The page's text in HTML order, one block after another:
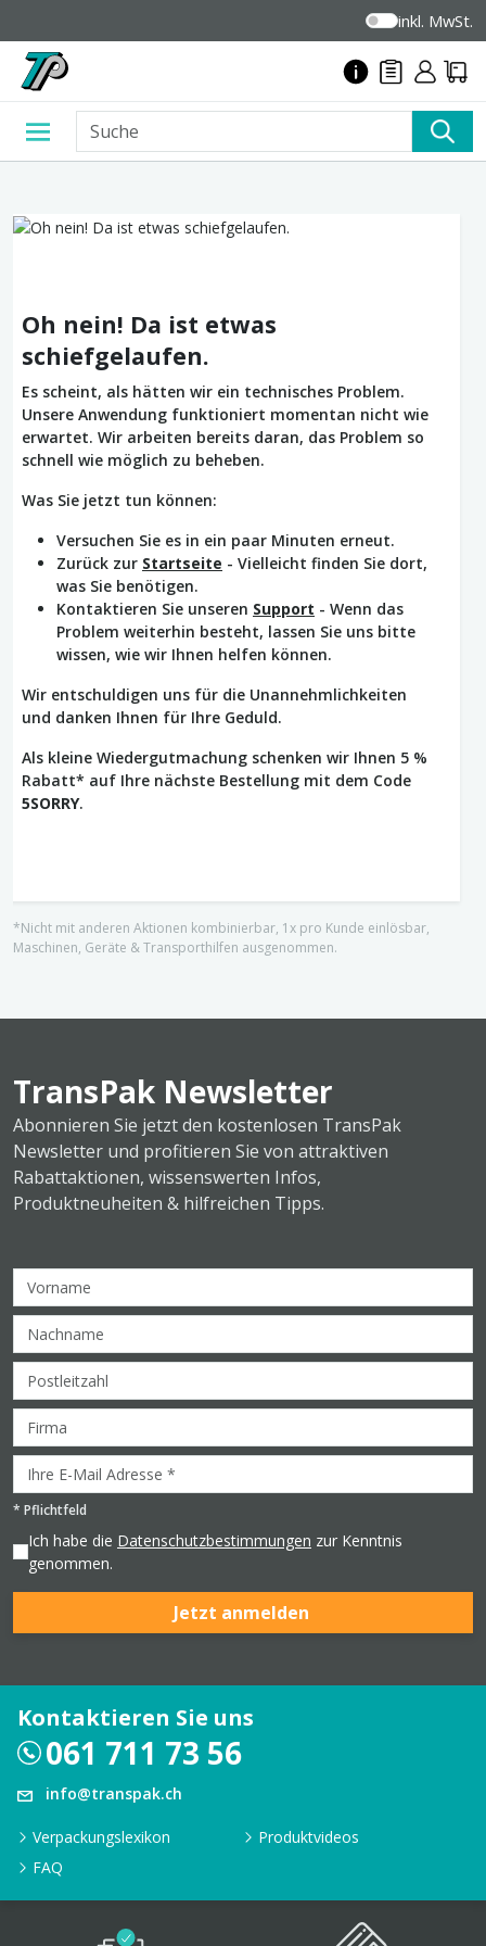
inkl. MwSt.
Oh nein! Da ist etwas
schiefgelaufen.
Es scheint, als hätten wir ein technisches Problem.
Unsere Anwendung funktioniert momentan nicht wie
erwartet. Wir arbeiten bereits daran, das Problem so
schnell wie möglich zu beheben.
Was Sie jetzt tun können:
Versuchen Sie es in ein paar Minuten erneut.
Zurück zur Startseite - Vielleicht finden Sie dort,
was Sie benötigen.
Kontaktieren Sie unseren Support - Wenn das
Problem weiterhin besteht, lassen Sie uns bitte
wissen, wie wir Ihnen helfen können.
Wir entschuldigen uns für die Unannehmlichkeiten
und danken Ihnen für Ihre Geduld.
Als kleine Wiedergutmachung schenken wir Ihnen 5 %
Rabatt* auf Ihre nächste Bestellung mit dem Code
5SORRY.
*Nicht mit anderen Aktionen kombinierbar, 1x pro Kunde einlösbar,
Maschinen, Geräte & Transporthilfen ausgenommen.
TransPak Newsletter
Abonnieren Sie jetzt den kostenlosen TransPak
Newsletter und profitieren Sie von attraktiven
Rabattaktionen, wissenswerten Infos,
Produktneuheiten & hilfreichen Tipps.
* Pflichtfeld
Ich habe die Datenschutzbestimmungen zur Kenntnis
genommen.
Jetzt anmelden
Kontaktieren Sie uns
061 711 73 56
info@transpak.ch
Verpackungslexikon
Produktvideos
FAQ